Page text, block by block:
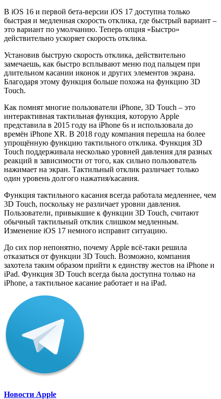
В iOS 16 и первой бета-версии iOS 17 доступна только
быстрая и медленная скорость отклика, где быстрый вариант –
это вариант по умолчанию. Теперь опция «Быстро»
действительно ускоряет скорость отклика.
Установив быструю скорость отклика, действительно
замечаешь, как быстро всплывают меню под пальцем при
длительном касании иконок и других элементов экрана.
Благодаря этому функция больше похожа на функцию 3D
Touch.
Как помнят многие пользователи iPhone, ‌3D Touch‌ – это
интерактивная тактильная функция, которую Apple
представила в 2015 году на ‌iPhone‌ 6s и использовала до
времён ‌iPhone‌ XR. В 2018 году компания перешла на более
упрощённую функцию тактильного отклика. Функция 3D
Touch поддерживала несколько уровней давления для разных
реакций в зависимости от того, как сильно пользователь
нажимает на экран. Тактильный отклик различает только
один уровень долгого нажатия/касания.
Функция тактильного касания всегда работала медленнее, чем
3D Touch, поскольку не различает уровни давления.
Пользователи, привыкшие к функции 3D Touch, считают
обычный тактильный отклик слишком медленным.
Изменение iOS 17 немного исправит ситуацию.
До сих пор непонятно, почему Apple всё-таки решила
отказаться от функции 3D Touch. Возможно, компания
захотела таким образом прийти к единству жестов на iPhone и
iPad. Функция 3D Touch всегда была доступна только на
iPhone, а тактильное касание работает и на iPad.
Новости Apple